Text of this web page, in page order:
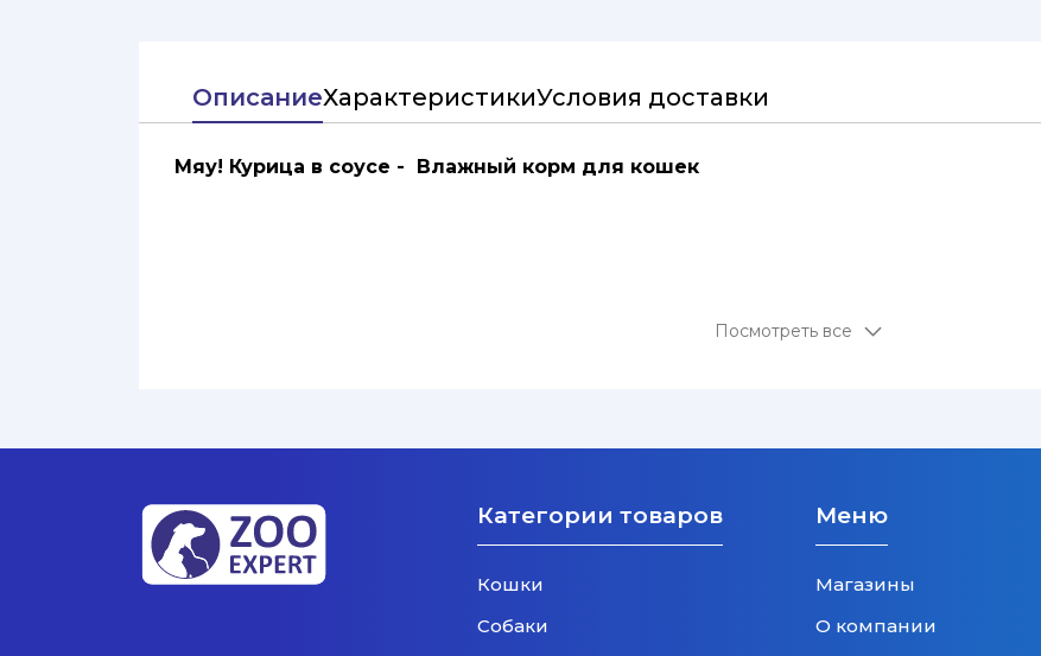
ОписаниеХарактеристикиУсловия доставки
Мяу! Курица в соусе - Влажный корм для кошек
Посмотреть все
Категории товаров
Кошки
Собаки
Меню
Магазины
О компании